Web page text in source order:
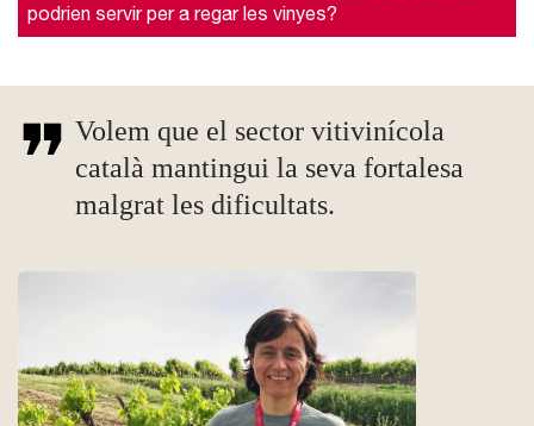
podrien servir per a regar les vinyes?
Volem que el sector vitivinícola
català mantingui la seva fortalesa
malgrat les dificultats.